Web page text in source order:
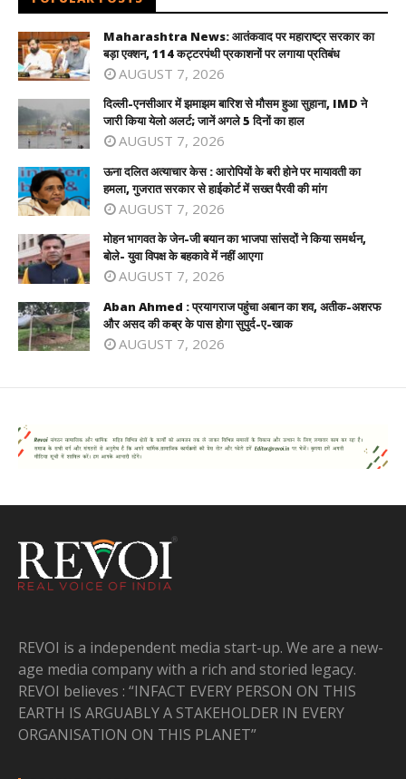
Maharashtra News: आतंकवाद पर महाराष्ट्र सरकार का
बड़ा एक्शन, 114 कट्टरपंथी प्रकाशनों पर लगाया प्रतिबंध
AUGUST 7, 2026
दिल्ली-एनसीआर में झमाझम बारिश से मौसम हुआ सुहाना, IMD ने
जारी किया येलो अलर्ट; जानें अगले 5 दिनों का हाल
AUGUST 7, 2026
ऊना दलित अत्याचार केस : आरोपियों के बरी होने पर मायावती का
हमला, गुजरात सरकार से हाईकोर्ट में सख्त पैरवी की मांग
AUGUST 7, 2026
मोहन भागवत के जेन-जी बयान का भाजपा सांसदों ने किया समर्थन,
बोले- युवा विपक्ष के बहकावे में नहीं आएगा
AUGUST 7, 2026
Aban Ahmed : प्रयागराज पहुंचा अबान का शव, अतीक-अशरफ
और असद की कब्र के पास होगा सुपुर्द-ए-खाक
AUGUST 7, 2026
REVOI is a independent media start-up. We are a new-
age media company with a rich and storied legacy.
REVOI believes : “INFACT EVERY PERSON ON THIS
EARTH IS ARGUABLY A STAKEHOLDER IN EVERY
ORGANISATION ON THIS PLANET”